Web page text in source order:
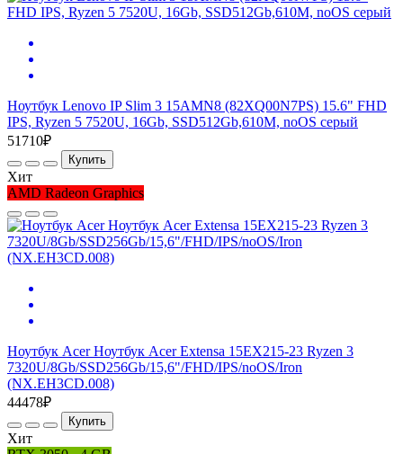
Ноутбук Lenovo IP Slim 3 15AMN8 (82XQ00N7PS) 15.6" FHD
IPS, Ryzen 5 7520U, 16Gb, SSD512Gb,610M, noOS серый
51710₽
Купить
Хит
AMD Radeon Graphics
Ноутбук Acer Ноутбук Acer Extensa 15EX215-23 Ryzen 3
7320U/8Gb/SSD256Gb/15,6"/FHD/IPS/noOS/Iron
(NX.EH3CD.008)
44478₽
Купить
Хит